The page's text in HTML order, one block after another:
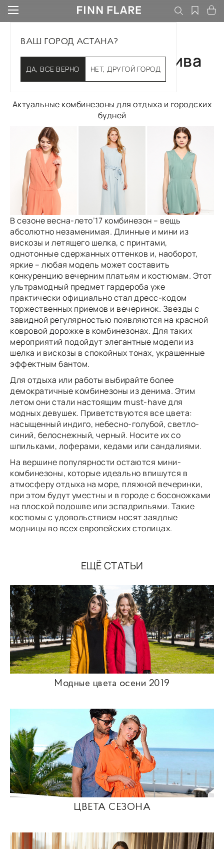
ВАШ ГОРОД АСТАНА?
ДА, ВСЕ ВЕРНО НЕТ, ДРУГОЙ ГОРОД
Модная альтернатива
платьям
Актуальные комбинезоны для отдыха и городских
будней
В сезоне весна-лето’17 комбинезон – вещь
абсолютно незаменимая. Длинные и мини из
вискозы и летящего шелка, с принтами,
однотонныесдержанных оттенков и, наоборот,
яркие – любая модель может составить
конкуренцию вечерним платьям и костюмам. Этот
ультрамодный предмет гардероба уже
практически официально стал дресс-кодом
торжественных приемов и вечеринок. Звезды с
завидной регулярностью появляются на красной
ковровой дорожке в комбинезонах. Для таких
мероприятий подойдут элегантные модели из
шелка и вискозы в спокойных тонах, украшенные
эффектным бантом.
Для отдыха или работы выбирайте более
демократичные комбинезоны изденима. Этим
летом они стали настоящим must-have для
модных девушек. Приветствуются все цвета:
насыщенный индиго, небесно-голубой, светло-
синий, белоснежный, черный. Носите их со
шпильками, лоферами, кедами или сандалиями.
На вершине популярности остаются мини-
комбинезоны, которые идеально впишутся в
атмосферу отдыха на море, пляжной вечеринки,
при этом будут уместны и в городе с босоножками
на плоской подошве или эспадрильями. Такие
костюмы с удовольствием носят заядлые
модницы во всех европейских столицах.
ЕЩЁ СТАТЬИ
Модные цвета осени 2019
ЦВЕТА СЕЗОНА